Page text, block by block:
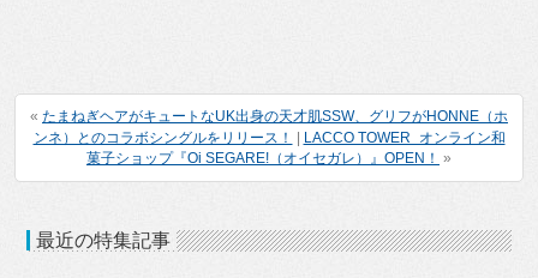
« たまねぎヘアがキュートなUK出身の天才肌SSW、グリフがHONNE（ホ
ンネ）とのコラボシングルをリリース！
LACCO TOWER オンライン和
菓子ショップ『Oi SEGARE!（オイセガレ）』OPEN！ »
最近の特集記事